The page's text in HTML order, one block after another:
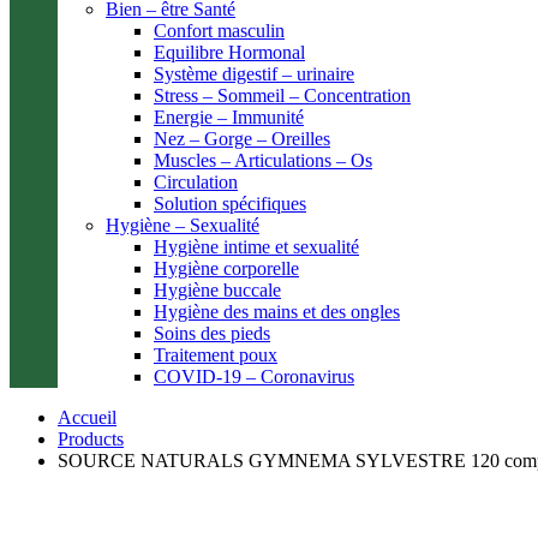
Bien – être Santé
Confort masculin
Equilibre Hormonal
Système digestif – urinaire
Stress – Sommeil – Concentration
Energie – Immunité
Nez – Gorge – Oreilles
Muscles – Articulations – Os
Circulation
Solution spécifiques
Hygiène – Sexualité
Hygiène intime et sexualité
Hygiène corporelle
Hygiène buccale
Hygiène des mains et des ongles
Soins des pieds
Traitement poux
COVID-19 – Coronavirus
Accueil
Products
SOURCE NATURALS GYMNEMA SYLVESTRE 120